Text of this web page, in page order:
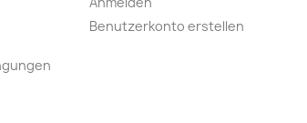
Benutzerkonto erstellen